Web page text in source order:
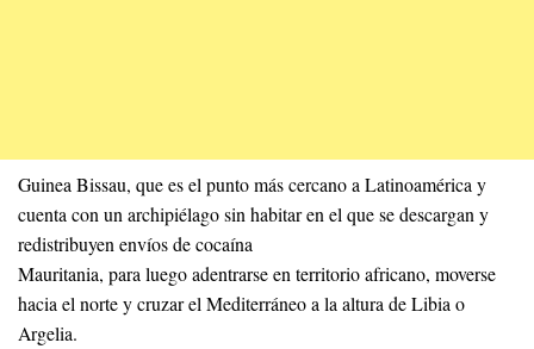
Guinea Bissau, que es el punto más cercano a Latinoamérica y
cuenta con un archipiélago sin habitar en el que se descargan y
redistribuyen envíos de cocaína
Mauritania, para luego adentrarse en territorio africano, moverse
hacia el norte y cruzar el Mediterráneo a la altura de Libia o
Argelia.